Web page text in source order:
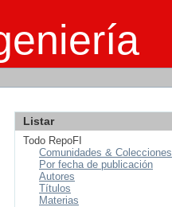
Listar
Todo RepoFI
Comunidades & Colecciones
Por fecha de publicación
Autores
Títulos
Materias